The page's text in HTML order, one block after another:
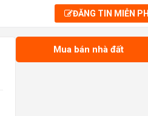
ĐĂNG TIN MIỄN PHÍ
Mua bán nhà đất